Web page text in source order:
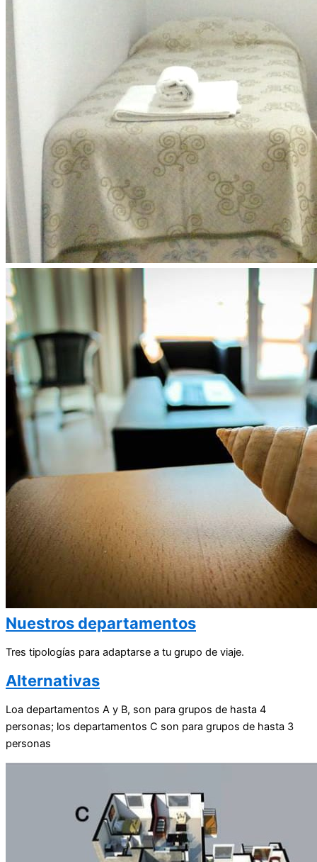
Nuestros departamentos
Tres tipologías para adaptarse a tu grupo de viaje.
Alternativas
Loa departamentos A y B, son para grupos de hasta 4
personas; los departamentos C son para grupos de hasta 3
personas